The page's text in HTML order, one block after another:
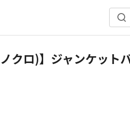
クロ)】ジャンケット